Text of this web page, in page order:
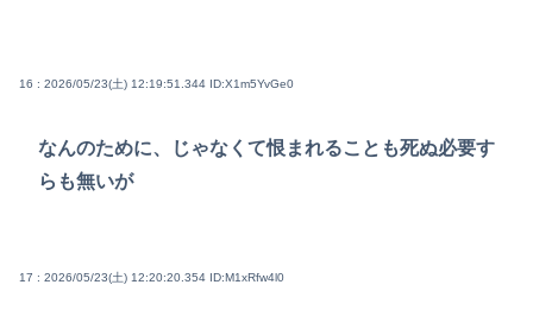
16 : 2026/05/23(土) 12:19:51.344 ID:X1m5YvGe0
なんのために、じゃなくて恨まれることも死ぬ必要す
らも無いが
17 : 2026/05/23(土) 12:20:20.354 ID:M1xRfw4l0